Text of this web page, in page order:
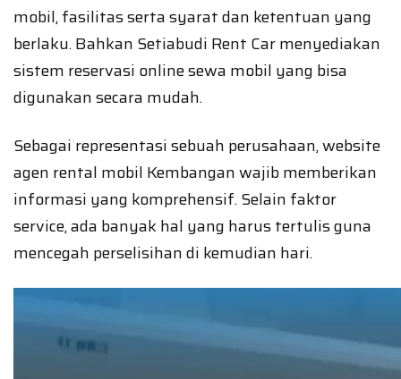
mobil, fasilitas serta syarat dan ketentuan yang
berlaku. Bahkan Setiabudi Rent Car menyediakan
sistem reservasi online sewa mobil yang bisa
digunakan secara mudah.
Sebagai representasi sebuah perusahaan, website
agen rental mobil Kembangan wajib memberikan
informasi yang komprehensif. Selain faktor
service, ada banyak hal yang harus tertulis guna
mencegah perselisihan di kemudian hari.